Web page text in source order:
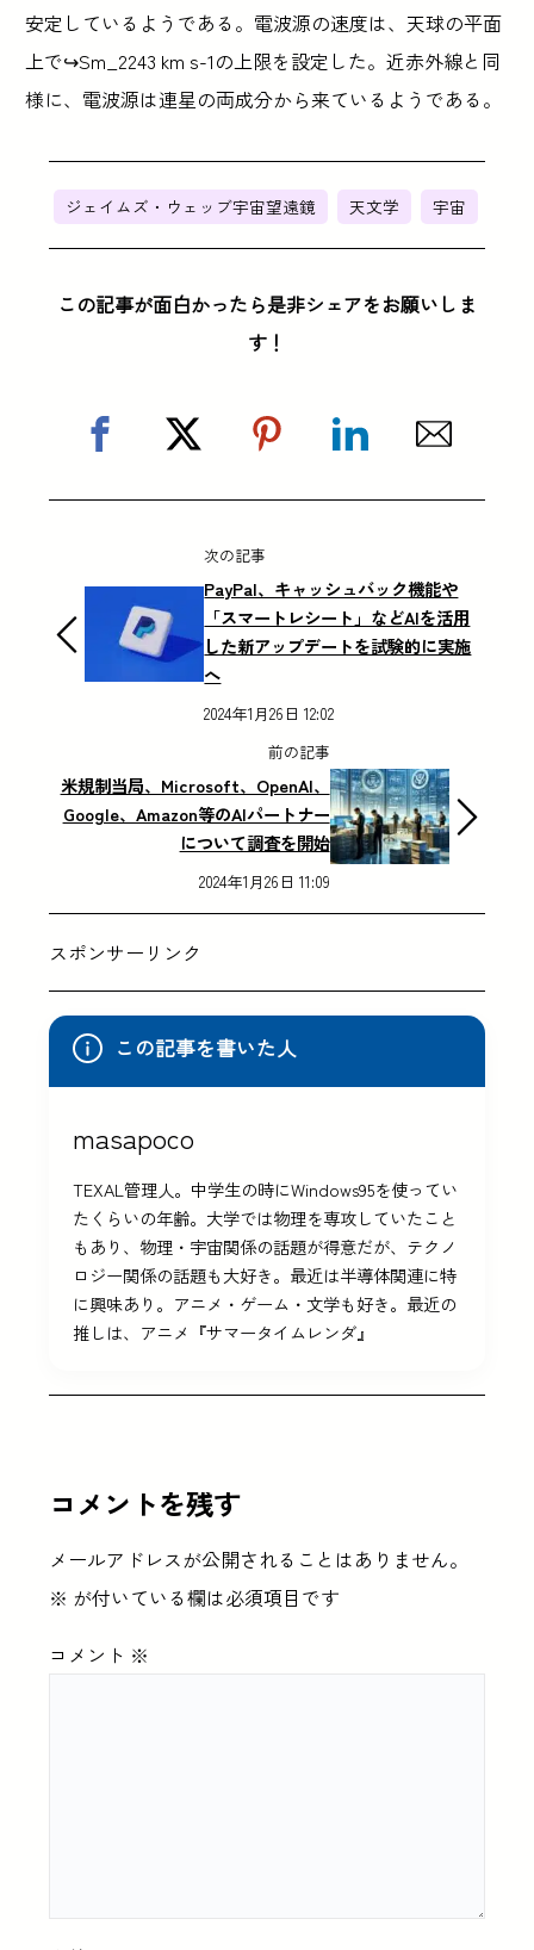
安定しているようである。電波源の速度は、天球の平面
上で↪Sm_2243 km s-1の上限を設定した。近赤外線と同
様に、電波源は連星の両成分から来ているようである。
ジェイムズ・ウェッブ宇宙望遠鏡 天文学 宇宙
この記事が面白かったら是非シェアをお願いしま
す！
次の記事
PayPal、キャッシュバック機能や
「スマートレシート」などAIを活用
した新アップデートを試験的に実施
へ
2024年1月26日 12:02
前の記事
米規制当局、Microsoft、OpenAI、
Google、Amazon等のAIパートナー
について調査を開始
2024年1月26日 11:09
スポンサーリンク
この記事を書いた人
masapoco
TEXAL管理人。中学生の時にWindows95を使ってい
たくらいの年齢。大学では物理を専攻していたこと
もあり、物理・宇宙関係の話題が得意だが、テクノ
ロジー関係の話題も大好き。最近は半導体関連に特
に興味あり。アニメ・ゲーム・文学も好き。最近の
推しは、アニメ『サマータイムレンダ』
コメントを残す
メールアドレスが公開されることはありません。
※ が付いている欄は必須項目です
コメント ※